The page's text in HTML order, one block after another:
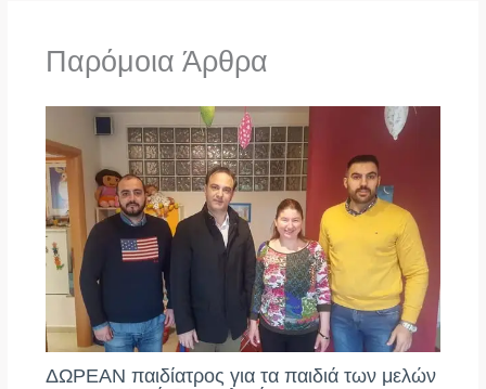
Παρόμοια Άρθρα
ΔΩΡΕΑΝ παιδίατρος για τα παιδιά των μελών